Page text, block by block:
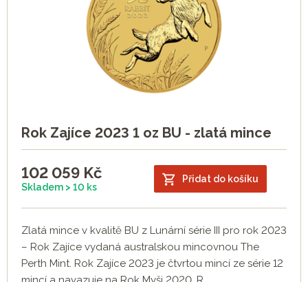
Rok Zajíce 2023 1 oz BU - zlatá mince
102 059 Kč
Skladem > 10 ks
Přidat do košíku
Zlatá mince v kvalitě BU z Lunární série III pro rok 2023
– Rok Zajíce vydaná australskou mincovnou The
Perth Mint. Rok Zajíce 2023 je čtvrtou mincí ze série 12